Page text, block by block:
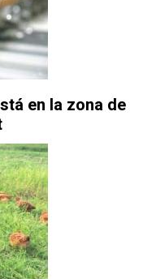
en la zona de